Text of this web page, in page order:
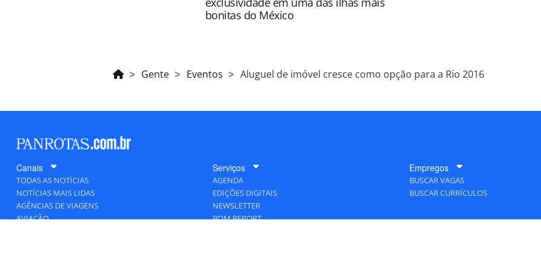
bonitas do México
Gente Eventos Aluguel de imóvel cresce como opção para a Rio 2016
Canais
TODAS AS NOTÍCIAS
NOTÍCIAS MAIS LIDAS
AGÊNCIAS DE VIAGENS
AVIAÇÃO
Serviços
AGENDA
EDIÇÕES DIGITAIS
NEWSLETTER
BOM REPORT
Empregos
BUSCAR VAGAS
BUSCAR CURRÍCULOS